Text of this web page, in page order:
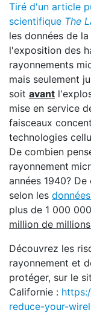
Tiré d'un article
scientifique The
les données de
l'exposition des
rayonnements
mais seulement
soit avant
mise en service
faisceaux
technologies
De combien
rayonnement
années 1940?
selon les
plus de 1 000
million de
Découvrez les
rayonnement et
protéger, sur le
Californie :
reduce-your-